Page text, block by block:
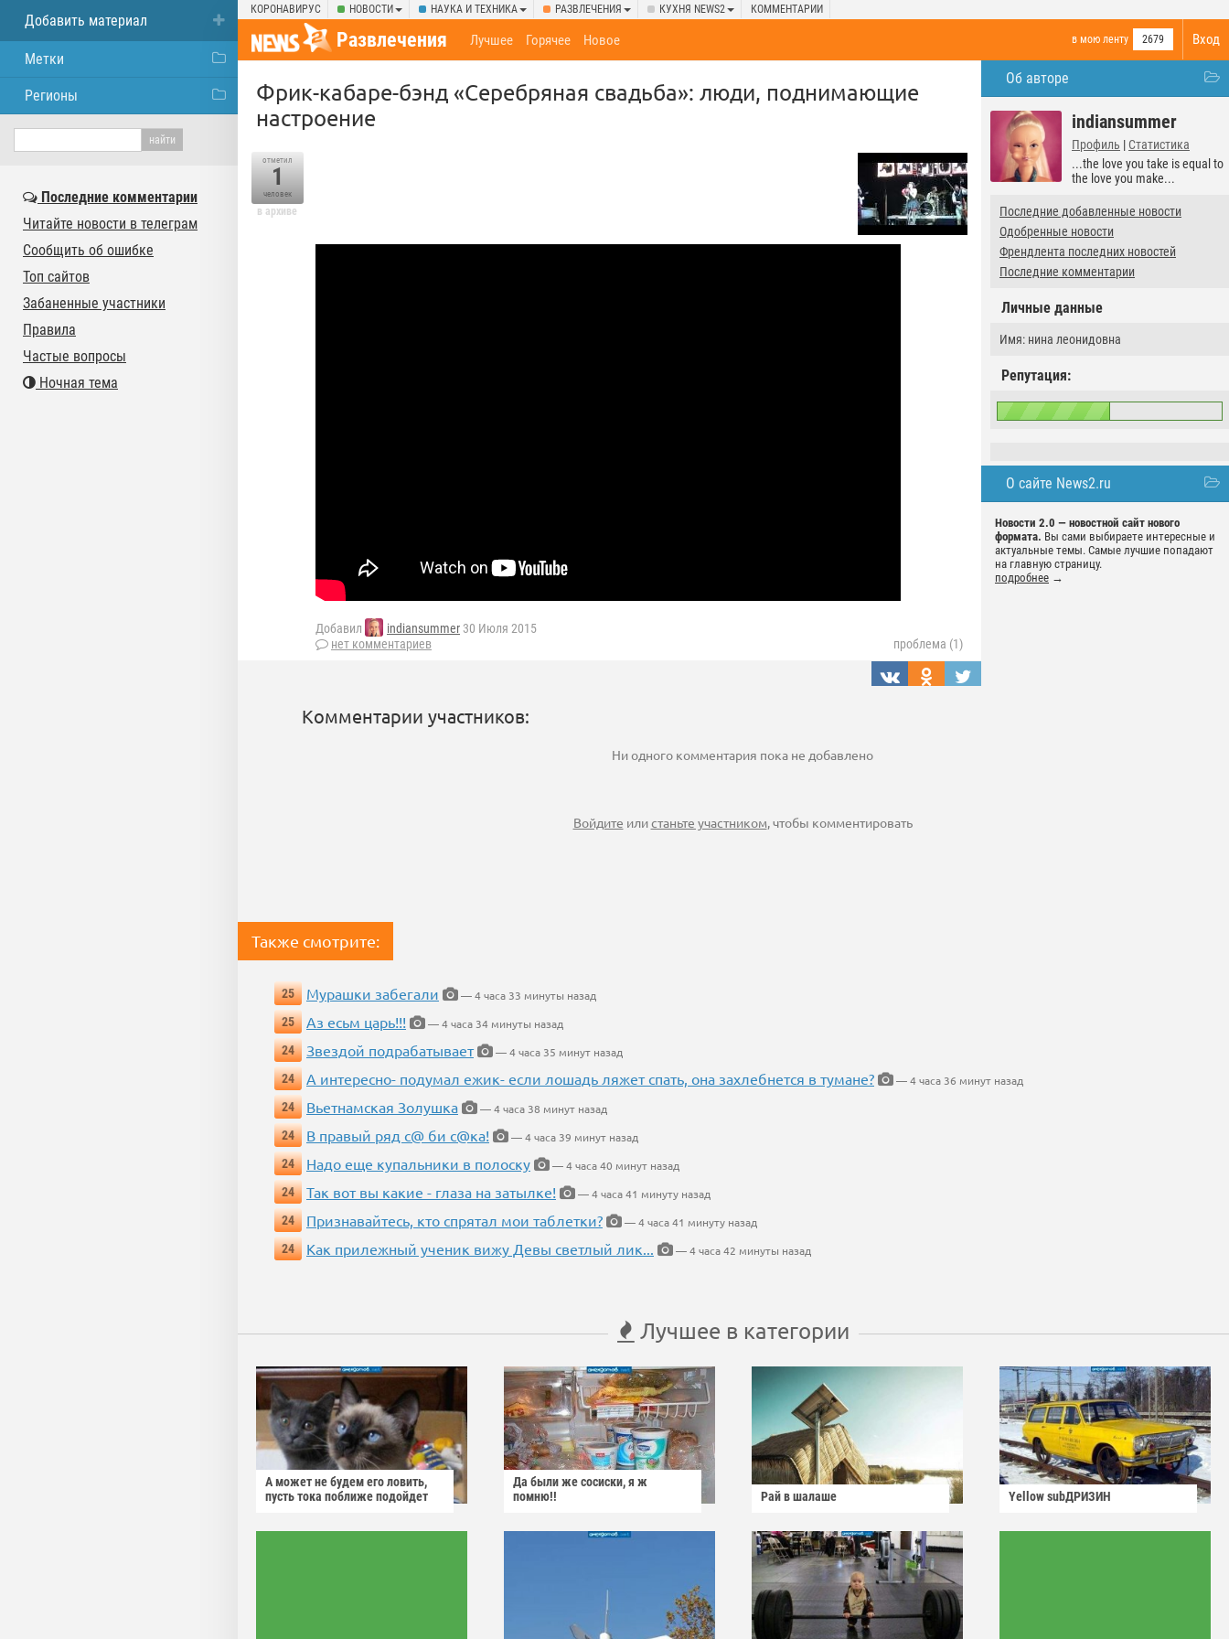
КОРОНАВИРУС НОВОСТИ НАУКА И ТЕХНИКА РАЗВЛЕЧЕНИЯ КУХНЯ NEWS2 КОММЕНТАРИИ
Вход
Развлечения в мою ленту 2679
Лучшее Горячее Новое
Об авторе
indiansummer
Профиль | Статистика
...the love you take is equal to
the love you make...
Последние добавленные новости
Одобренные новости
Френдлента последних новостей
Последние комментарии
Личные данные
Имя: нина леонидовна
Репутация:
О сайте News2.ru
Новости 2.0 — новостной сайт нового
формата. Вы сами выбираете интересные и
актуальные темы. Самые лучшие попадают
на главную страницу.
подробнее →
Фрик-кабаре-бэнд «Серебряная свадьба»: люди, поднимающие
настроение
отметил
1
человек
в архиве
Добавил indiansummer 30 Июля 2015
нет комментариев
проблема (1)
Комментарии участников:
Ни одного комментария пока не добавлено
Войдите илистаньте участником, чтобы комментировать
Также смотрите:
25 Мурашки забегали
— 4 часа 33 минуты назад
25
Аз есьм царь!!!
— 4 часа 34 минуты назад
24
Звездой подрабатывает
— 4 часа 35 минут назад
24
А интересно- подумал ежик- если лошадь ляжет спать, она захлебнется в тумане?
— 4 часа 36 минут назад
24
Вьетнамская Золушка
— 4 часа 38 минут назад
24
В правый ряд с@ би с@ка!
— 4 часа 39 минут назад
24
Надо еще купальники в полоску
— 4 часа 40 минут назад
24
Так вот вы какие - глаза на затылке!
— 4 часа 41 минуту назад
24
Признавайтесь, кто спрятал мои таблетки?
— 4 часа 41 минуту назад
24
Как прилежный ученик вижу Девы светлый лик... — 4 часа 42 минуты назад
Лучшее в категории
А может не будем его ловить,
пусть тока поближе подойдет
Да были же сосиски, я ж
помню!!
Рай в шалаше Yellow subДРИЗИН
Добавить материал
Метки
Регионы
Последние комментарии
Читайте новости в телеграм
Сообщить об ошибке
Топ сайтов
Забаненные участники
Правила
Частые вопросы
Ночная тема